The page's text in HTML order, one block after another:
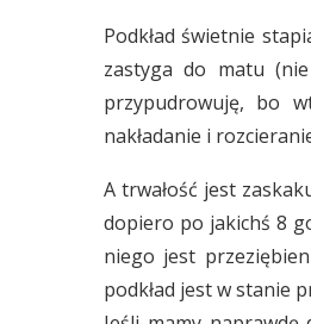
Podkład świetnie
zastyga do matu
przypudrowuję, bo
nakładanie i
A trwałość jest
dopiero po jakichś 8
niego jest
podkład jest w stanie